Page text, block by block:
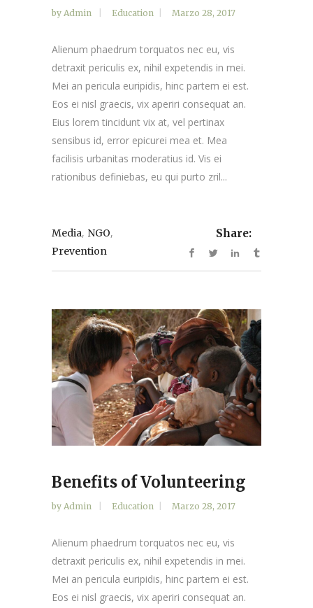
by Admin Education Marzo 28, 2017
Alienum phaedrum torquatos nec eu, vis
detraxit periculis ex, nihil expetendis in mei.
Mei an pericula euripidis, hinc partem ei est.
Eos ei nisl graecis, vix aperiri consequat an.
Eius lorem tincidunt vix at, vel pertinax
sensibus id, error epicurei mea et. Mea
facilisis urbanitas moderatius id. Vis ei
rationibus definiebas, eu qui purto zril...
Media, NGO,
Prevention
Share:
Benefits of Volunteering
by Admin Education Marzo 28, 2017
Alienum phaedrum torquatos nec eu, vis
detraxit periculis ex, nihil expetendis in mei.
Mei an pericula euripidis, hinc partem ei est.
Eos ei nisl graecis, vix aperiri consequat an.